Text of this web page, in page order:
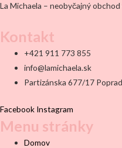
La Michaela – neobyčajný
Kontakt
+421 911 773 855
info@lamichaela.sk
Partizánska 677/17
Facebook Instagram
Menu stránky
Domov